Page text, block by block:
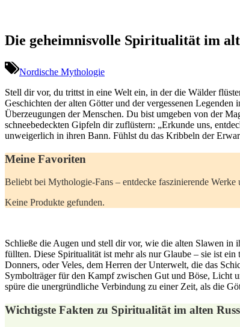
Die geheimnisvolle Spiritualität im
Nordische Mythologie
Stell dir vor, du trittst in eine Welt ein, in ​der‌ die Wälder
Geschichten der alten Götter und der vergessenen
Überzeugungen der Menschen. Du bist umgeben von der
schneebedeckten Gipfeln‌ dir zuflüstern: „Erkunde uns,
unweigerlich in ihren Bann. Fühlst du das Kribbeln der
Meine Favoriten
Beliebt bei Mythologie-Fans – entdecke faszinierende
Keine Produkte gefunden.
Schließe die Augen und stell dir vor, wie die ⁢alten Slawen in
füllten. Diese Spiritualität ist ‌mehr als nur Glaube⁢ – sie ist
Donners, oder Veles, dem Herren der ​Unterwelt, die das
Symbolträger für‌ den Kampf zwischen⁣ Gut und Böse, Licht‍
spüre die unergründliche Verbindung⁣ zu einer Zeit, als die​
Wichtigste ​Fakten​ zu Spiritualität im alten